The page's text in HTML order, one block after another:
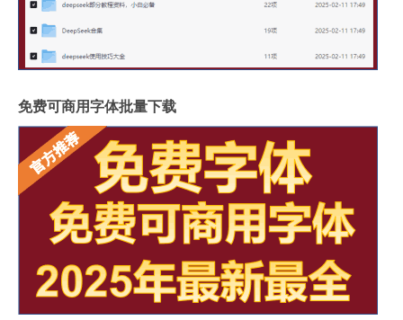
免费可商用字体批量下载